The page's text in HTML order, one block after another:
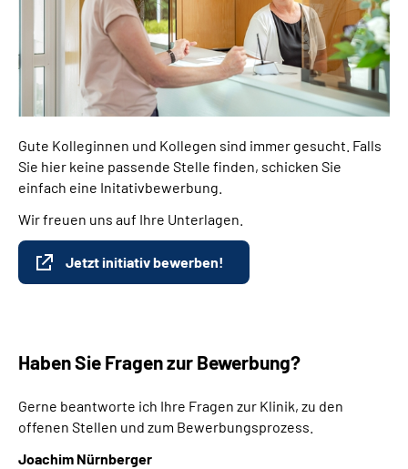
Gute Kolleginnen und Kollegen sind immer gesucht. Falls
Sie hier keine passende Stelle finden, schicken Sie
einfach eine Initativbewerbung.
Wir freuen uns auf Ihre Unterlagen.
Jetzt initiativ bewerben!
Haben Sie Fragen zur Bewerbung?
Gerne beantworte ich Ihre Fragen zur Klinik, zu den
offenen Stellen und zum Bewerbungsprozess.
Joachim Nürnberger